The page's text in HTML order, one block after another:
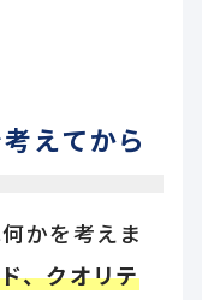
えてから
かを考えま
、クオリテ